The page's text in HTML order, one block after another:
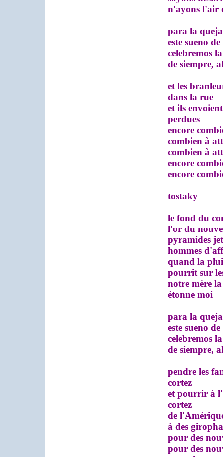
n'ayons l'air
para la queja
este sueno de
celebremos la
de siempre,
et les
dans la rue
et ils envoient
perdues
encore
combien à
combien à
encore
encore
tostaky
le fond du
l'or du
pyramides
hommes
quand la pluie
pourrit sur les
notre mère la
étonne moi
para la queja
este sueno de
celebremos la
de siempre,
pendre les
cortez
et pourrir à
cortez
de l'Amérique
à des
pour des
pour des